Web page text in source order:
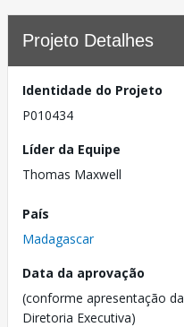
Projeto Detalhes
Identidade do Projeto
P010434
Líder da Equipe
Thomas Maxwell
País
Madagascar
Data da aprovação
(conforme apresentação da
Diretoria Executiva)